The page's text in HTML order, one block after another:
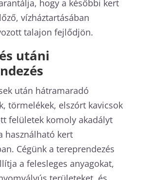
hogy a későbbi kert
vízháztartásában
talajon fejlődjön.
utáni
után hátramaradó
törmelékek, elszórt kavicsok
felületek komoly akadályt
használható kert
Cégünk a tereprendezés
a felesleges anyagokat,